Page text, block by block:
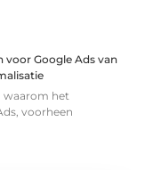
voor Google Ads van
waarom het
voorheen